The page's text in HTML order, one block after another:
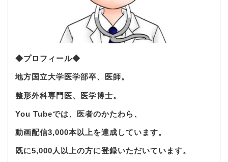
◆プロフィール◆
地方国立大学医学部卒、医師。
整形外科専門医、医学博士。
You Tubeでは、医者のかたわら、
動画配信3,000本以上を達成しています。
既に5,000人以上の方に登録いただいています。